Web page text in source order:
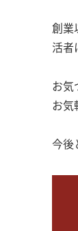
創業
活者
お気
お気
今後